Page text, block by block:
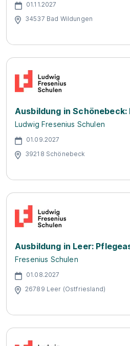
01.11.2027
34537 Bad Wildungen
Ausbildung in
Ludwig Fresenius Schulen
01.09.2027
39218 Schönebeck
Ausbildung in Leer:
Fresenius Schulen
01.08.2027
26789 Leer (Ostfriesland)